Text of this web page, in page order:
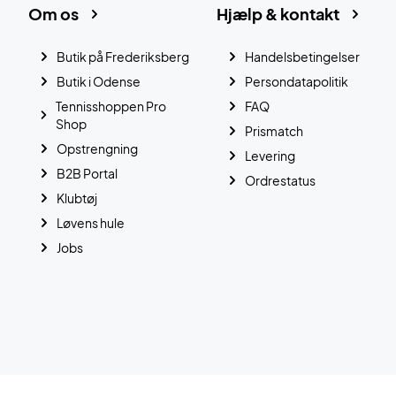
Hjælp & kontakt
Handelsbetingelser
Persondatapolitik
FAQ
Prismatch
Levering
Ordrestatus
Om os
Butik på Frederiksberg
Butik i Odense
Tennisshoppen Pro
Shop
Opstrengning
B2B Portal
Klubtøj
Løvens hule
Jobs